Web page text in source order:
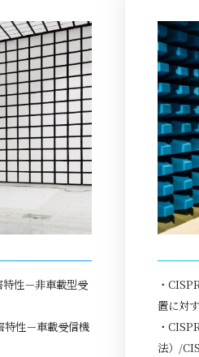
性－非車載型受
特性－車載受信機
・
置に対
・
法）/